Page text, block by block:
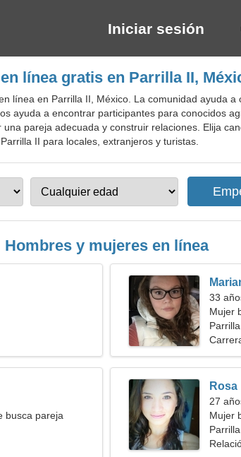
Iniciar sesión
línea gratis en Parrilla II,
línea en Parrilla II, México. La comunidad ayuda
ayuda a encontrar participantes para conocidos
pareja adecuada y construir relaciones. Elija
II para locales, extranjeros y turistas.
Hombres y mujeres en línea
33
Mujer
busca pareja
Rosa
27
Mujer